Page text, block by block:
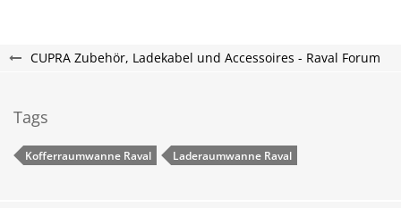
CUPRA Zubehör, Ladekabel und Accessoires - Raval Forum
Tags
Kofferraumwanne Raval Laderaumwanne Raval